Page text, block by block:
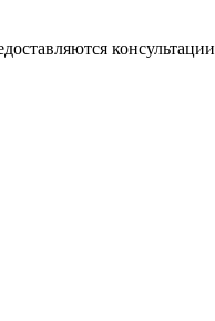
консультации